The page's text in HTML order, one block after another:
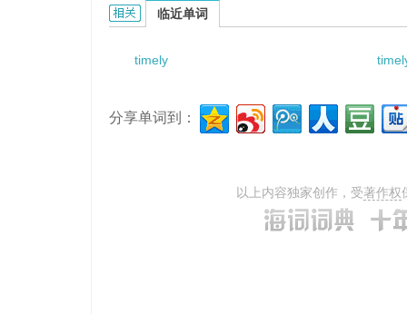
timely chemotherapy的相关资料：
临近单词
timely
分享单词到：
以上内容独家创作，受著作权